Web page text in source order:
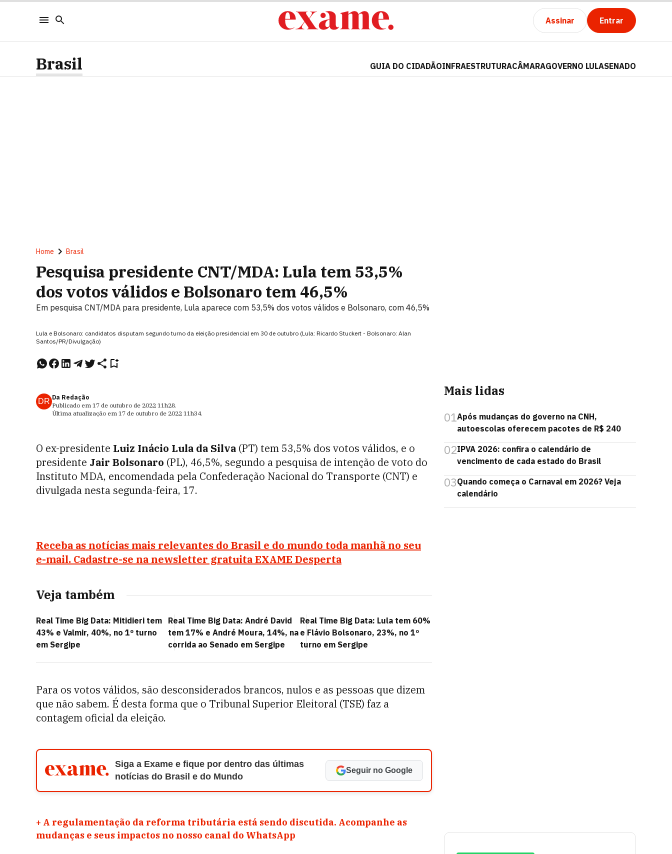
Assinar Entrar
Brasil GUIA DO CIDADÃOINFRAESTRUTURACÂMARAGOVERNO LULASENADO
Home Brasil
Pesquisa presidente CNT/MDA: Lula tem 53,5%
dos votos válidos e Bolsonaro tem 46,5%
Em pesquisa CNT/MDA para presidente, Lula aparece com 53,5% dos votos válidos e Bolsonaro, com 46,5%
Lula e Bolsonaro: candidatos disputam segundo turno da eleição presidencial em 30 de outubro (Lula: Ricardo Stuckert - Bolsonaro: Alan
Santos/PR/Divulgação)
DR Da Redação
Publicado em 17 de outubro de 2022 11h28.
Última atualização em 17 de outubro de 2022 11h34.
O ex-presidente Luiz Inácio Lula da Silva (PT) tem 53,5% dos votos válidos, e o
presidente Jair Bolsonaro (PL), 46,5%, segundo a pesquisa de intenção de voto do
Instituto MDA, encomendada pela Confederação Nacional do Transporte (CNT) e
divulgada nesta segunda-feira, 17.
Receba as notícias mais relevantes do Brasil e do mundo toda manhã no seu
e-mail. Cadastre-se na newsletter gratuita EXAME Desperta
Veja também
Real Time Big Data: Mitidieri tem
43% e Valmir, 40%, no 1º turno
em Sergipe
Real Time Big Data: André David
tem 17% e André Moura, 14%, na
corrida ao Senado em Sergipe
Real Time Big Data: Lula tem 60%
e Flávio Bolsonaro, 23%, no 1º
turno em Sergipe
Para os votos válidos, são desconsiderados brancos, nulos e as pessoas que dizem
que não sabem. É desta forma que o Tribunal Superior Eleitoral (TSE) faz a
contagem oficial da eleição.
Siga a Exame e fique por dentro das últimas
notícias do Brasil e do Mundo
Seguir no Google
+ A regulamentação da reforma tributária está sendo discutida. Acompanhe as
mudanças e seus impactos no nosso canal do WhatsApp
Mais lidas
01Após mudanças do governo na CNH,
autoescolas oferecem pacotes de R$ 240
02IPVA 2026: confira o calendário de
vencimento de cada estado do Brasil
03Quando começa o Carnaval em 2026? Veja
calendário